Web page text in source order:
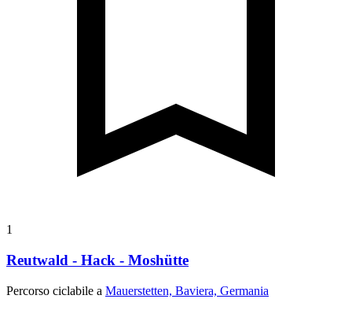
1
Reutwald - Hack - Moshütte
Percorso ciclabile a Mauerstetten, Baviera, Germania